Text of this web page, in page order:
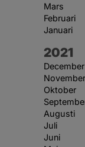
Mars
Februari
Januari
År:
2021
December
November
Oktober
Augusti
Juli
Juni